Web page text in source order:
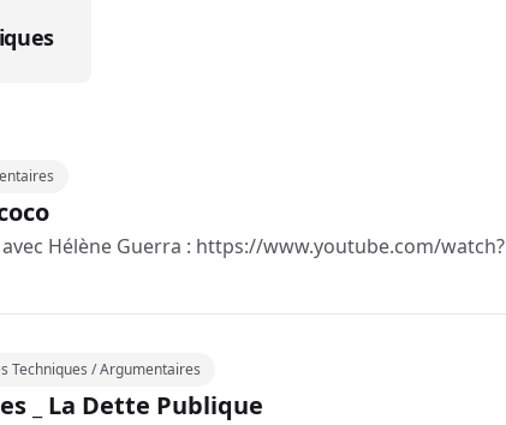
Hélène Guerra : https://www.youtube.com/watch?
Techniques / Argumentaires
_ La Dette Publique